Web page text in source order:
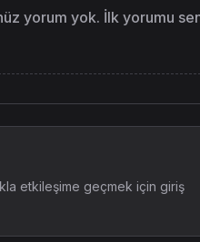
yorum yok. İlk yorumu
etkileşime geçmek için giriş